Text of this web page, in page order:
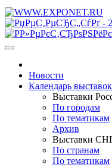
Новости
Календарь выставок
Выставки
По городам
По тематикам
Архив
Выставки
По странам
По тематикам